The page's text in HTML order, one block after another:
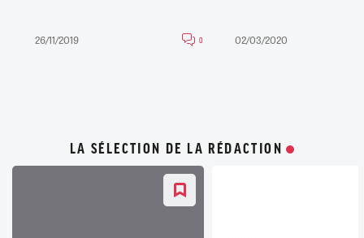
26/11/2019 0 02/03/2020
LA SÉLECTION DE LA RÉDACTION